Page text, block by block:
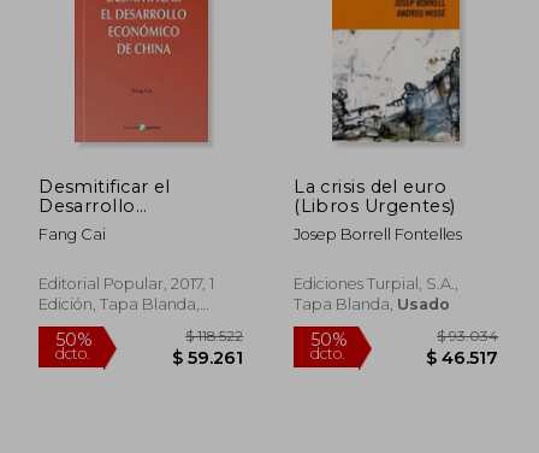
dcto. $ 39.510
Rápido
dcto.
Desmitificar el
Desarrollo
Económico de China
(Asiateca)
Fang Cai
Editorial Popular, 2017, 1
Edición, Tapa Blanda,
Nuevo
La crisis del euro
(Libros Urgentes)
Josep Borrell Fontelles
Ediciones Turpial, S.A.,
Tapa Blanda, Usado